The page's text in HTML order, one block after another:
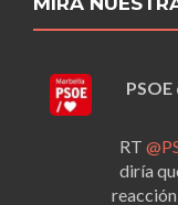
RT
diría